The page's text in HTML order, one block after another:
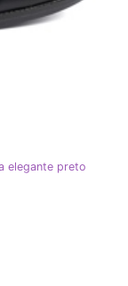
elegante preto